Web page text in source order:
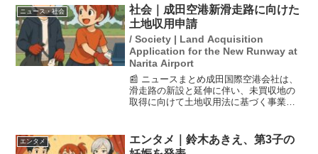
している。これは、米の高騰などが影響
しており、...
ニュース・社会
社会｜成田空港新滑走路に向けた
土地収用申請
/ Society | Land Acquisition
Application for the New Runway at
Narita Airport
📰 ニュースまとめ成田国際空港会社は、
滑走路の新設と延伸に伴い、未買収地の
取得に向けて土地収用法に基づく事業認
た「成田闘争」を経ての57年ぶりの動き
であり、国、千葉県、...
エンタメ
エンタメ｜鈴木あきえ、第3子の